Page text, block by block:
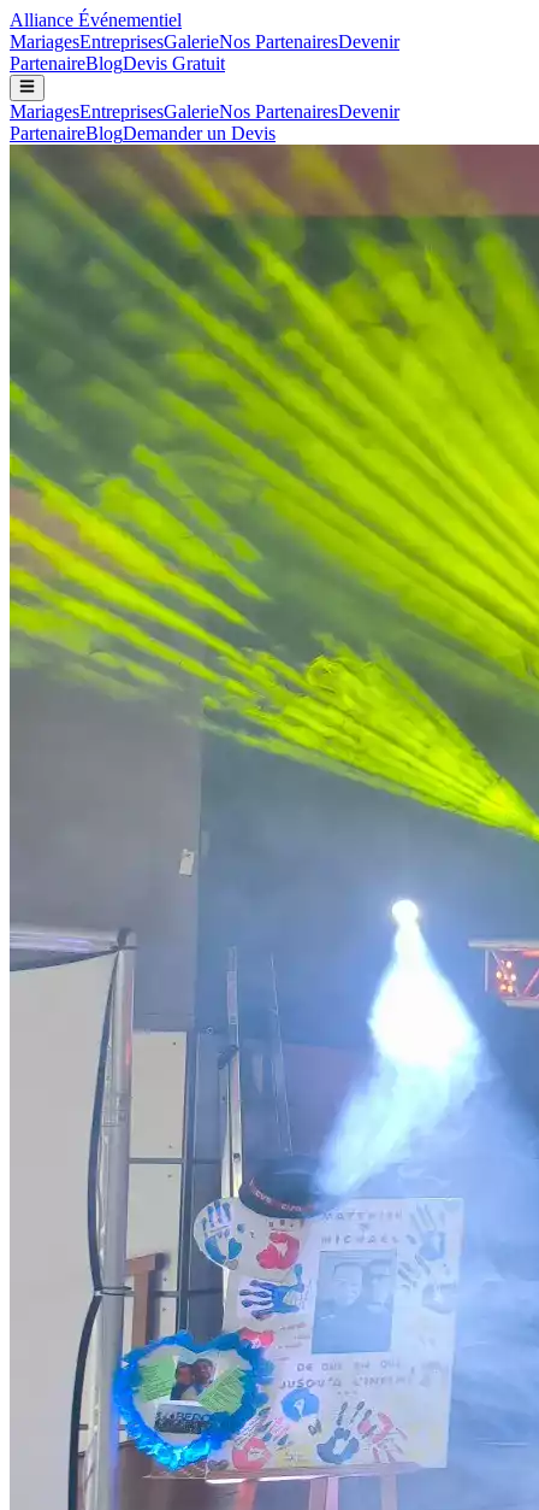
Alliance Événementiel
MariagesEntreprisesGalerieNos PartenairesDevenir
PartenaireBlogDevis Gratuit
MariagesEntreprisesGalerieNos PartenairesDevenir
PartenaireBlogDemander un Devis